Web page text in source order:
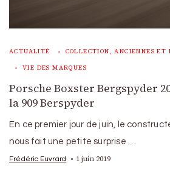
ACTUALITÉ COLLECTION, ANCIENNES ET
VIE DES MARQUES
Porsche Boxster Bergspyder
la 909 Berspyder
En ce premier jour de juin, le
nous fait une petite surprise …
Frédéric Euvrard 1 juin 2019